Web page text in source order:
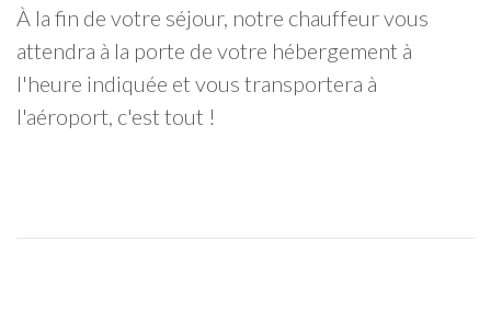
À la fin de votre séjour, notre chauffeur vous
attendra à la porte de votre hébergement à
l'heure indiquée et vous transportera à
l'aéroport, c'est tout !